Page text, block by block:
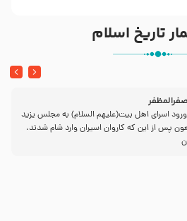
تاریخ اسلام
ورود اسراى اهل بیت‌(علیهم السلام) به مجلس یزید
پس از این كه كاروان اسیران وارد شام شدند،